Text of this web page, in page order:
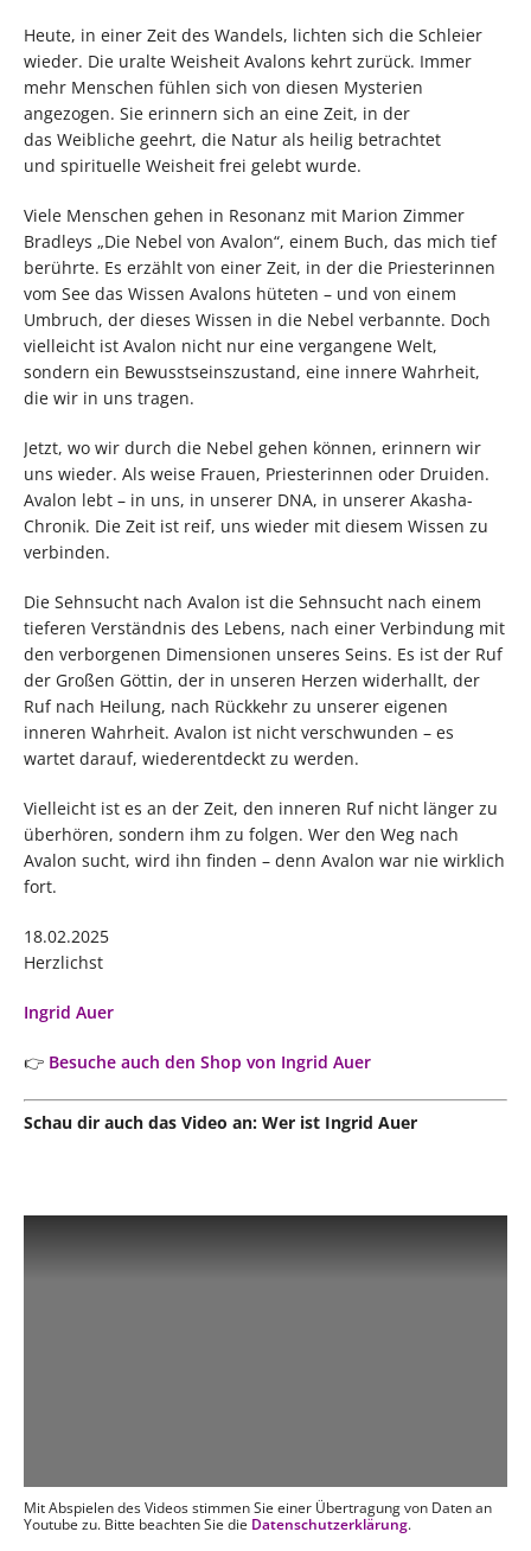
Heute, in einer Zeit des Wandels, lichten sich die Schleier
wieder. Die uralte Weisheit Avalons kehrt zurück. Immer
mehr Menschen fühlen sich von diesen Mysterien
angezogen. Sie erinnern sich an eine Zeit, in der
das Weibliche geehrt, die Natur als heilig betrachtet
und spirituelle Weisheit frei gelebt wurde.
Viele Menschen gehen in Resonanz mit Marion Zimmer
Bradleys „Die Nebel von Avalon“, einem Buch, das mich tief
berührte. Es erzählt von einer Zeit, in der die Priesterinnen
vom See das Wissen Avalons hüteten – und von einem
Umbruch, der dieses Wissen in die Nebel verbannte. Doch
vielleicht ist Avalon nicht nur eine vergangene Welt,
sondern ein Bewusstseinszustand, eine innere Wahrheit,
die wir in uns tragen.
Jetzt, wo wir durch die Nebel gehen können, erinnern wir
uns wieder. Als weise Frauen, Priesterinnen oder Druiden.
Avalon lebt – in uns, in unserer DNA, in unserer Akasha-
Chronik. Die Zeit ist reif, uns wieder mit diesem Wissen zu
verbinden.
Die Sehnsucht nach Avalon ist die Sehnsucht nach einem
tieferen Verständnis des Lebens, nach einer Verbindung mit
den verborgenen Dimensionen unseres Seins. Es ist der Ruf
der Großen Göttin, der in unseren Herzen widerhallt, der
Ruf nach Heilung, nach Rückkehr zu unserer eigenen
inneren Wahrheit. Avalon ist nicht verschwunden – es
wartet darauf, wiederentdeckt zu werden.
Vielleicht ist es an der Zeit, den inneren Ruf nicht länger zu
überhören, sondern ihm zu folgen. Wer den Weg nach
Avalon sucht, wird ihn finden – denn Avalon war nie wirklich
fort.
18.02.2025
Herzlichst
Ingrid Auer
👉 Besuche auch den Shop von Ingrid Auer
Schau dir auch das Video an: Wer ist Ingrid Auer
Mit Abspielen des Videos stimmen Sie einer Übertragung von Daten an
Youtube zu. Bitte beachten Sie die Datenschutzerklärung.